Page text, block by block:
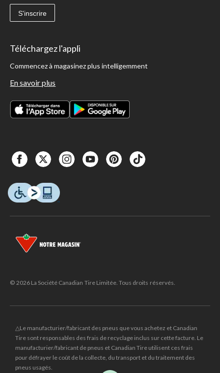
S'inscrire
Téléchargez l'appli
Commencez à magasinez plus intelligemment
En savoir plus
© 2026 La Société Canadian Tire Limitée. Tous droits réservés.
△Le manufacturier/fabricant des pneus que vous achetez et Canadian
Tire sont responsables des frais de recyclage inclus sur cette facture. Le
manufacturier/fabricant de pneus et Canadian Tire utilisent ces frais
pour défrayer le coût de la collecte, du transport et du traitement des
pneus usagés.